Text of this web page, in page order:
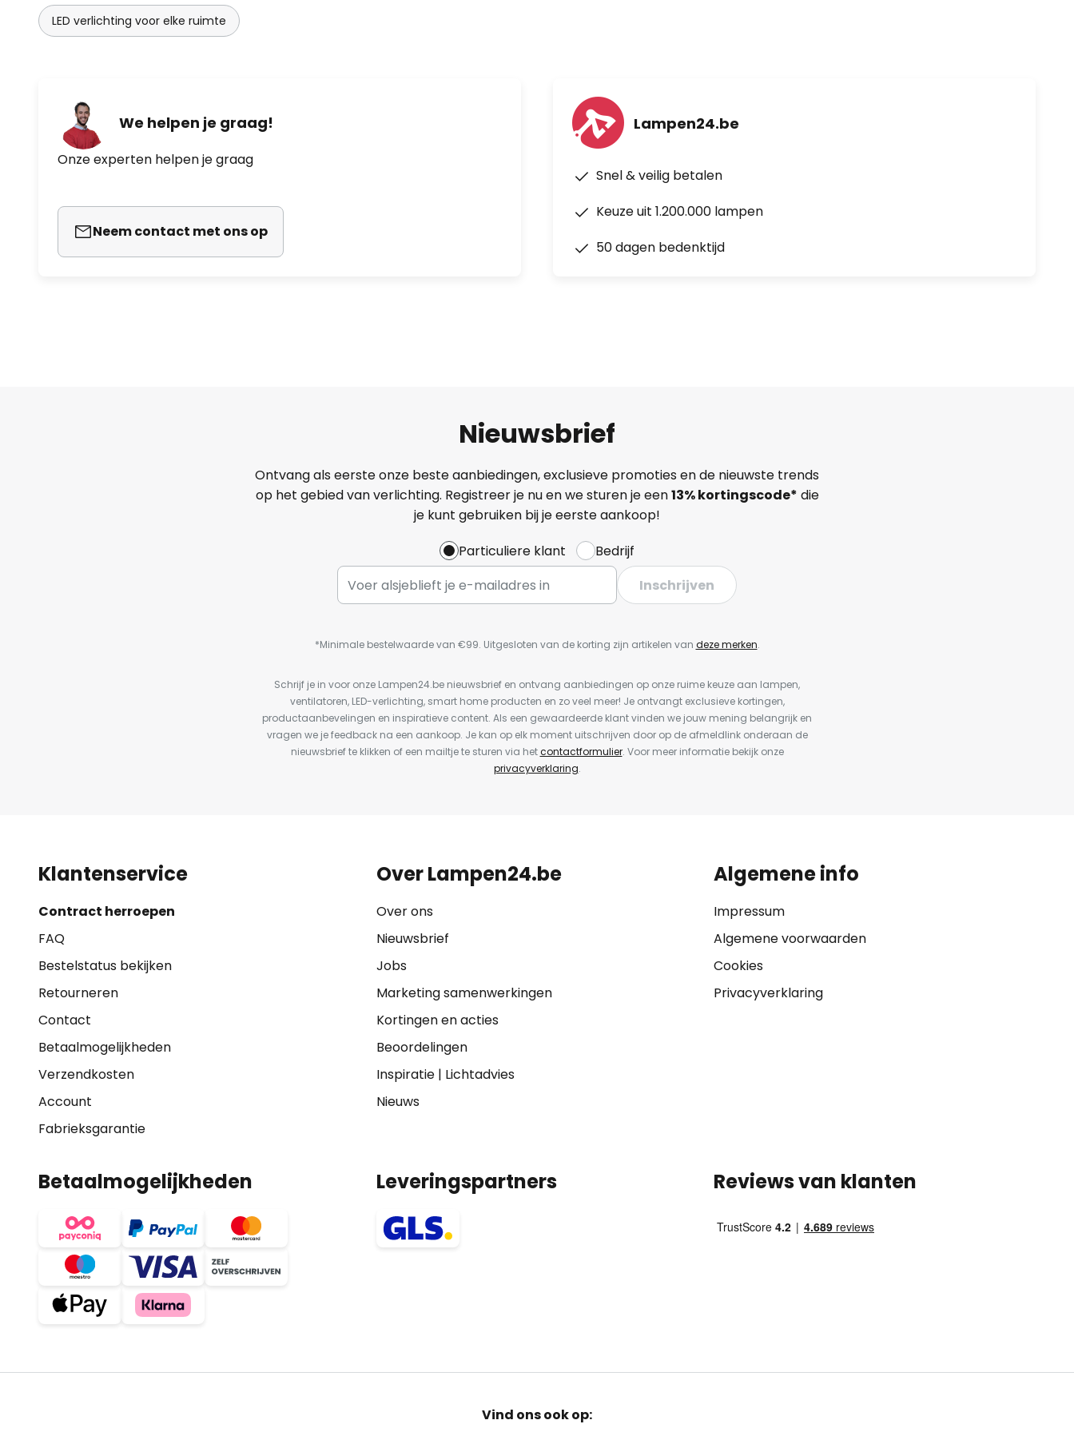
De ontwerpster van deze lamp – Kateryna Sokolova – volgt
onderscheidende producten voor de Franse
designlampenfabrikant Forestier. Forestier heeft drie essentiële
waarden: passie, vrijheid en ontdekking, waardoor een perfect
LED verlichting voor elke ruimte
We helpen je graag!
Onze experten helpen je graag
Neem contact met ons op
Lampen24.be
Snel & veilig betalen
Keuze uit 1.200.000 lampen
50 dagen bedenktijd
Nieuwsbrief
Ontvang als eerste onze beste aanbiedingen, exclusieve promoties en de nieuwste trends
op het gebied van verlichting. Registreer je nu en we sturen je een13%kortingscode* die
je kunt gebruiken bij je eerste aankoop!
Particuliere klant
Bedrijf
Inschrijven
*Minimale bestelwaarde van €99. Uitgesloten van de korting zijn artikelen van deze merken.
Schrijf je in voor onze Lampen24.be nieuwsbrief en ontvang aanbiedingen op onze ruime keuze aan lampen,
ventilatoren, LED-verlichting, smart home producten en zo veel meer! Je ontvangt exclusieve kortingen,
productaanbevelingen en inspiratieve content. Als een gewaardeerde klant vinden we jouw mening belangrijk en
vragen we je feedback na een aankoop. Je kan op elk moment uitschrijven door op de afmeldlink onderaan de
nieuwsbrief te klikken of een mailtje te sturen via hetcontactformulier. Voor meer informatie bekijk onze
privacyverklaring.
Klantenservice
Contract herroepen
FAQ
Bestelstatus bekijken
Retourneren
Contact
Betaalmogelijkheden
Verzendkosten
Account
Fabrieksgarantie
Over Lampen24.be
Over ons
Nieuwsbrief
Jobs
Marketing samenwerkingen
Kortingen en acties
Beoordelingen
Inspiratie| Lichtadvies
Nieuws
Algemene info
Impressum
Algemene voorwaarden
Cookies
Privacyverklaring
Betaalmogelijkheden Leveringspartners Reviews van klanten
Vind ons ook op: